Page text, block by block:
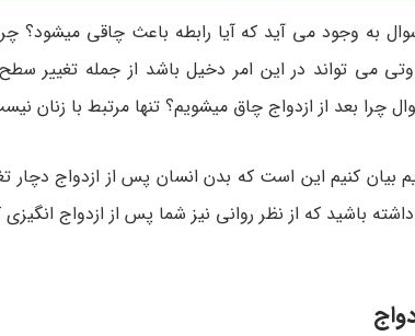
سوال به وجود می آید که آیا رابطه باعث چاقی میشود؟
می تواند در این امر دخیل باشد از جمله تغییر
چرا بعد از ازدواج چاق میشویم؟ تنها مرتبط با
بیان کنیم این است که بدن انسان پس از ازدواج دچار
باشید که از نظر روانی نیز شما پس از ازدواج